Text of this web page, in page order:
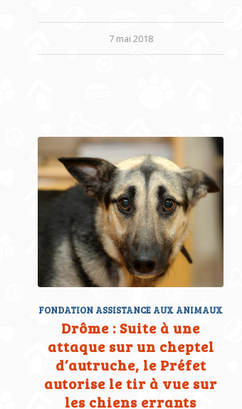
7 mai 2018
FONDATION ASSISTANCE AUX ANIMAUX
Drôme : Suite à une
attaque sur un cheptel
d’autruche, le Préfet
autorise le tir à vue sur
les chiens errants